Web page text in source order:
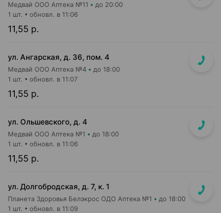
Медвай ООО Аптека №11 до 20:00
11,55 р.
1 шт. обновл. в 11:06
ул. Ангарская, д. 36, пом. 4
Медвай ООО Аптека №4 до 18:00
11,55 р.
1 шт. обновл. в 11:07
ул. Ольшевского, д. 4
Медвай ООО Аптека №1 до 18:00
11,55 р.
1 шт. обновл. в 11:06
ул. Долгобродская, д. 7, к. 1
Планета Здоровья Белэкрос ОДО Аптека №1 до 18:00
1 шт. обновл. в 11:09